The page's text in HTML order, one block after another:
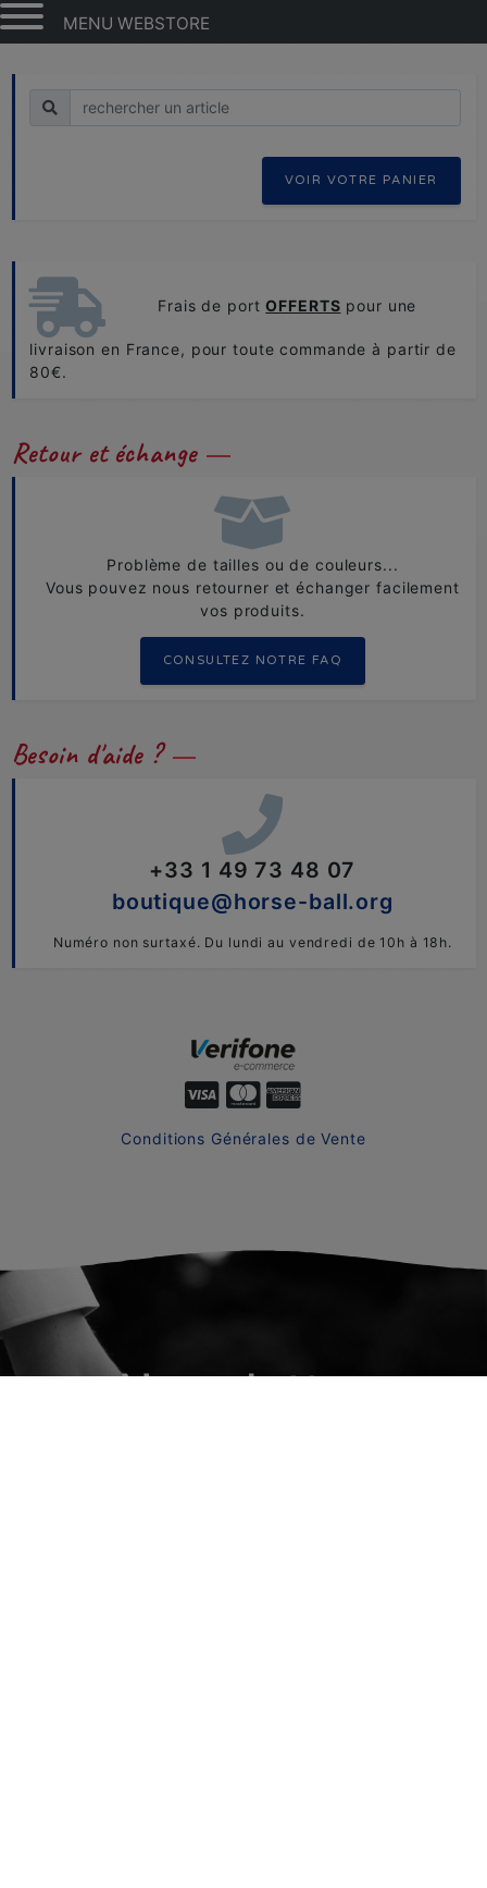
MENU WEBSTORE
Recherche
VOIR VOTRE PANIER
Frais de portOFFERTS pour une
livraison en France, pour toute commande à partir de
80€.
Retour et échange
Problème de tailles ou de couleurs...
Vous pouvez nous retourner et échanger facilement
vos produits.
CONSULTEZ NOTRE FAQ
Besoin d'aide ?
+33 1 49 73 48 07
boutique@horse-ball.org
Numéro non surtaxé. Du lundi au vendredi de 10h à 18h.
Conditions Générales de Vente
Newsletter